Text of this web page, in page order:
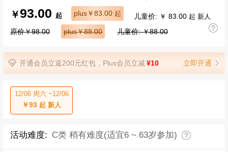
￥93.00起 plus￥83.00 起 儿童价: ￥ 83.00 起 新人
原价￥98.00 plus￥88.00 儿童价: ￥88.00
开通会员立返200元红包，Plus会员立减¥10 立即开通
12/06 周六 ~12/06
￥93起 新人
活动难度: C类 稍有难度(适宜6 ~ 63岁参加)